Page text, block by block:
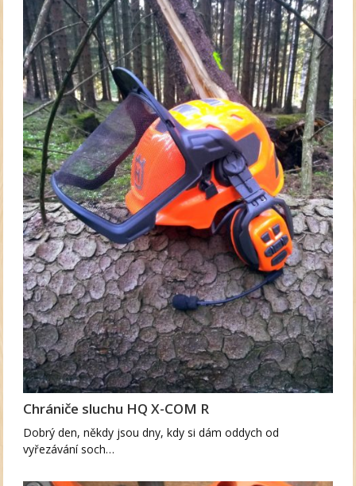
Chrániče sluchu HQ X-COM R
Dobrý den, někdy jsou dny, kdy si dám oddych od
vyřezávání soch…